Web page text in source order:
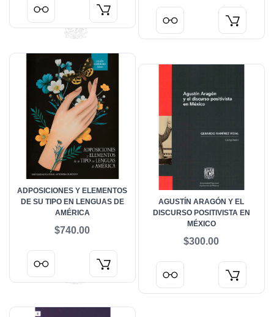
ADPOSICIONES Y ELEMENTOS
DE SU TIPO EN LENGUAS DE
AMÉRICA
$740.00
AGUSTÍN ARAGÓN Y EL
DISCURSO POSITIVISTA EN
MÉXICO
$300.00